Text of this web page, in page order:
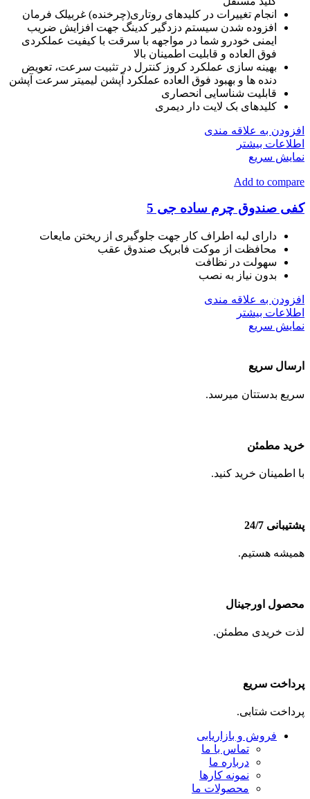
انجام تغییرات در کلیدهای روتاری(چرخنده) غربیلک فرمان
افزوده شدن سیستم دزدگیر کدینگ جهت افزایش ضریب
ایمنی خودرو شما در مواجهه با سرقت با کیفیت عملکردی
فوق العاده و قابلیت اطمینان بالا
بهینه سازی عملکرد کروز کنترل در تثبیت سرعت، تعویض
دنده ها و بهبود فوق العاده عملکرد آپشن لیمیتر سرعت آپشن
قابلیت شناسایی انحصاری
کلیدهای بک لایت دار دیمری
افزودن به علاقه مندی
اطلاعات بیشتر
نمایش سریع
Add to compare
کفی صندوق چرم ساده جی 5
دارای لبه اطراف کار جهت جلوگیری از ریختن مایعات
محافظت از موکت فابریک صندوق عقب
سهولت در نظافت
بدون نیاز به نصب
افزودن به علاقه مندی
اطلاعات بیشتر
نمایش سریع
ارسال سریع
سریع بدستتان میرسد.
خرید مطمئن
با اطمینان خرید کنید.
پشتیبانی 24/7
همیشه هستیم.
محصول اورجینال
لذت خریدی مطمئن.
پرداخت سریع
پرداخت شتابی.
فروش و بازاریابی
تماس با ما
درباره ما
نمونه کارها
محصولات ما